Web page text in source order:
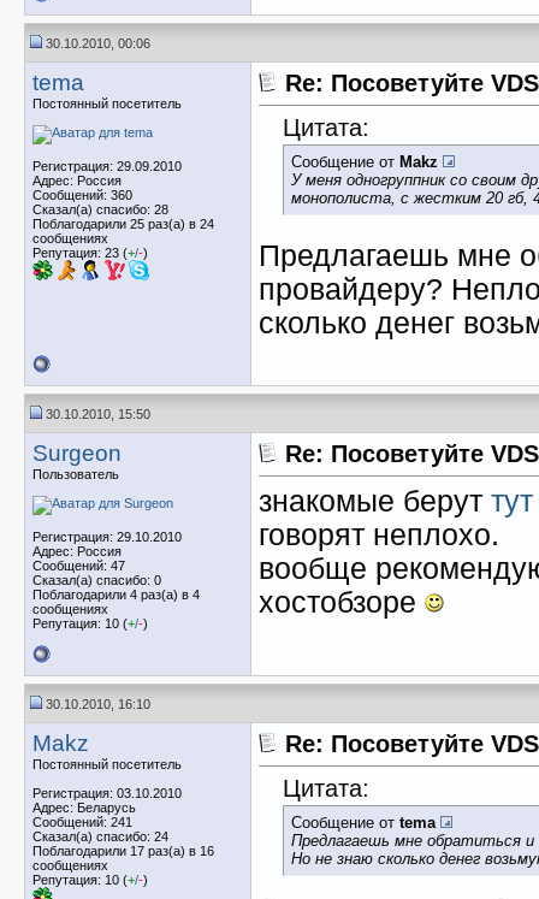
30.10.2010, 00:06
tema
Постоянный посетитель
Регистрация: 29.09.2010
Адрес: Россия
Сообщений: 360
Сказал(а) спасибо: 28
Поблагодарили 25 раз(а) в 24
сообщениях
Репутация: 23 (+/-)
Re: Посоветуйте VDS
Цитата:
Сообщение от Makz
У меня одногруппник со своим
монополиста, с жестким 20 гб,
Предлагаешь мне
провайдеру?
сколько денег
30.10.2010, 15:50
Surgeon
Пользователь
Регистрация: 29.10.2010
Адрес: Россия
Сообщений: 47
Сказал(а) спасибо: 0
Поблагодарили 4 раз(а) в 4
сообщениях
Репутация: 10 (+/-)
Re: Посоветуйте VDS
знакомые берут тут
говорят неплохо.
вообще
хостобзоре
30.10.2010, 16:10
Makz
Постоянный посетитель
Регистрация: 03.10.2010
Адрес: Беларусь
Сообщений: 241
Сказал(а) спасибо: 24
Поблагодарили 17 раз(а) в 16
сообщениях
Репутация: 10 (+/-)
Re: Посоветуйте VDS
Цитата:
Сообщение от tema
Предлагаешь мне обратиться и
Но не знаю сколько денег